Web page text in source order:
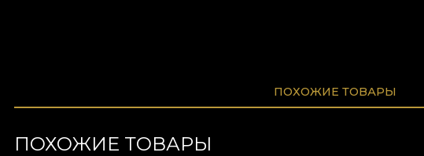
ПОХОЖИЕ ТОВАРЫ
ПОХОЖИЕ ТОВАРЫ